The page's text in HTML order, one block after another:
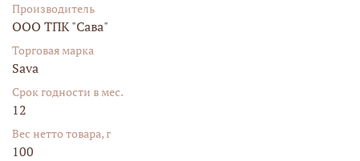
Производитель
ООО ТПК "Сава"
Торговая марка
Sava
Срок годности в мес.
12
Вес нетто товара, г
100